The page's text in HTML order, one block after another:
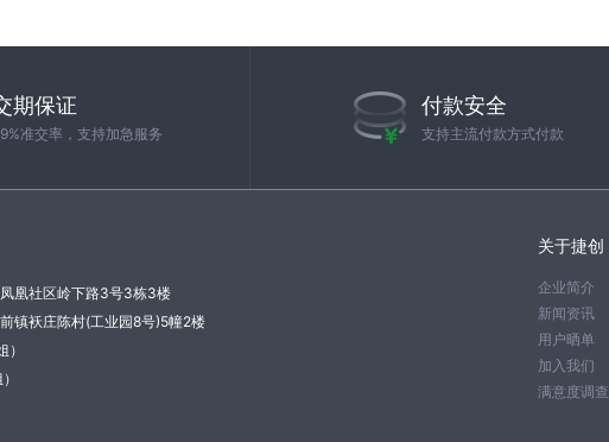
期保证
准交率，支持加急服务
付款安全
支持主流付款方式付款
凰社区岭下路3号3栋3楼
镇袄庄陈村(工业园8号)5幢2楼
关于捷创
企业简介
新闻资讯
用户晒单
加入我们
满意度调查